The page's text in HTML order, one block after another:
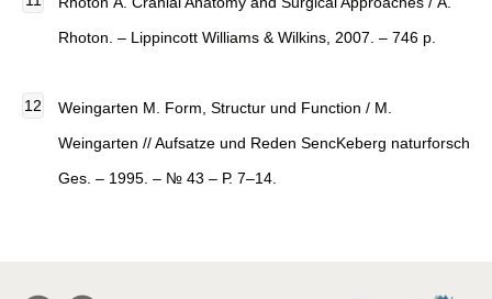
Rhoton. – Lippincott Williams & Wilkins, 2007. – 746 р.
Weingarten M. Form, Structur und Function / М.
Weingarten // Aufsatze und Reden SencKeberg naturforsch
Ges. – 1995. – № 43 – Р. 7–14.